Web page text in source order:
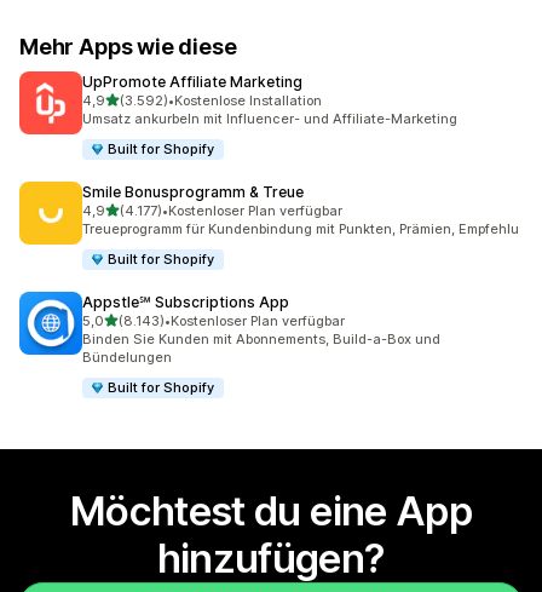
Mehr Apps wie diese
UpPromote Affiliate Marketing
4,9von 5 Sternen
(3.592)
3592 Rezensionen insgesamt
•Kostenlose Installation
Umsatz ankurbeln mit Influencer- und Affiliate-Marketing
Built for Shopify
Smile Bonusprogramm & Treue
4,9von 5 Sternen
(4.177)
4177 Rezensionen insgesamt
•Kostenloser Plan verfügbar
Treueprogramm für Kundenbindung mit Punkten, Prämien, Empfehlu
Built for Shopify
Appstle℠ Subscriptions App
5,0von 5 Sternen
(8.143)
8143 Rezensionen insgesamt
•Kostenloser Plan verfügbar
Binden Sie Kunden mit Abonnements, Build-a-Box und
Bündelungen
Built for Shopify
Möchtest du eine App
hinzufügen?